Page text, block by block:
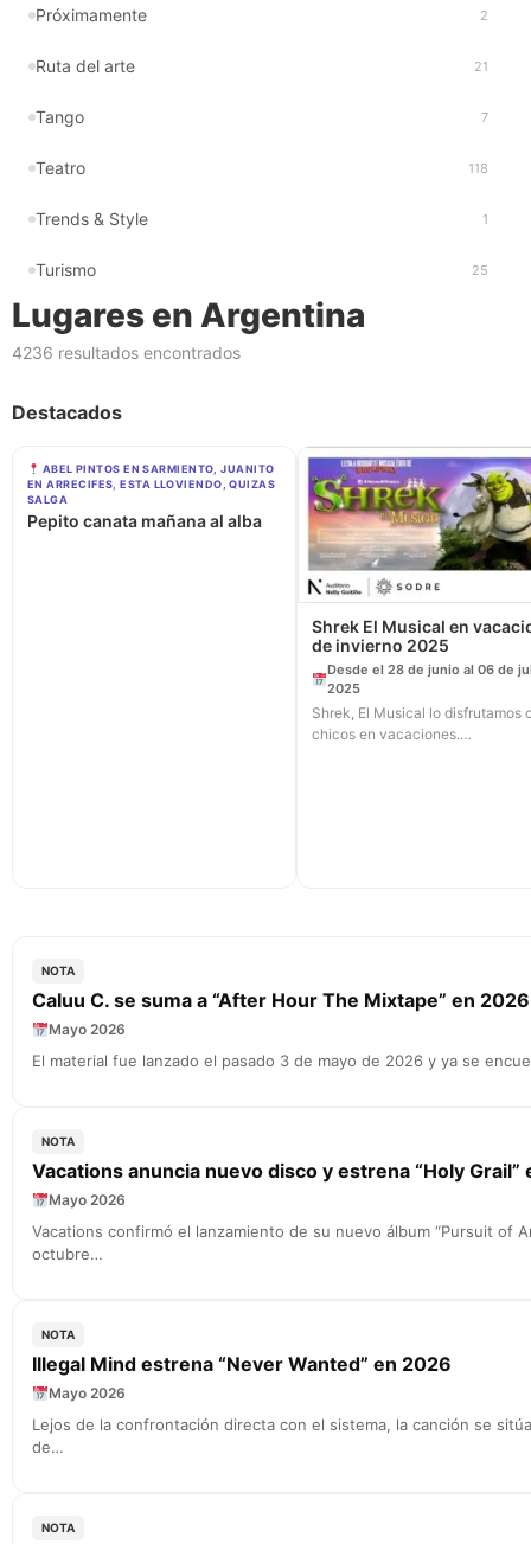
Próximamente 2
Ruta del arte 21
Tango 7
Teatro 118
Trends & Style 1
Turismo 25
Lugares en Argentina
4236 resultados encontrados
Destacados
ABEL PINTOS EN SARMIENTO, JUANITO
EN ARRECIFES, ESTA LLOVIENDO, QUIZAS
SALGA
Pepito canata mañana al alba
Shrek El Musical en
de invierno 2025
Desde el 28 de junio al 06 de
2025
Shrek, El Musical lo disfrutamos
chicos en vacaciones.…
NOTA
Caluu C. se suma a “After Hour The Mixtape” en 2026
Mayo 2026
El material fue lanzado el pasado 3 de mayo de 2026 y ya se
NOTA
Vacations anuncia nuevo disco y estrena “Holy Grail”
Mayo 2026
Vacations confirmó el lanzamiento de su nuevo álbum “Pursuit of
octubre…
NOTA
Illegal Mind estrena “Never Wanted” en 2026
Mayo 2026
Lejos de la confrontación directa con el sistema, la canción se
de…
NOTA